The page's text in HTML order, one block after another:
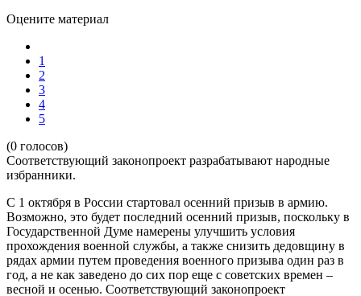
Оцените материал
1
2
3
4
5
(0 голосов)
Соответствующий законопроект разрабатывают народные
избранники.
С 1 октября в России стартовал осенний призыв в армию.
Возможно, это будет последний осенний призыв, поскольку в
Государственной Думе намерены улучшить условия
прохождения военной службы, а также снизить дедовщину в
рядах армии путем проведения военного призыва один раз в
год, а не как заведено до сих пор еще с советских времен –
весной и осенью. Соответствующий законопроект